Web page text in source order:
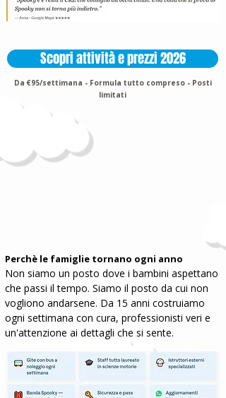
Scopri attività e prezzi 2026
Da €95/settimana - Formula tutto compreso - Posti
limitati
Perchè le famiglie tornano ogni anno​
Non siamo un posto dove i bambini aspettano
che passi il tempo. Siamo il posto da cui non
vogliono andarsene. Da 15 anni costruiamo
ogni settimana con cura, professionisti veri e
un'attenzione ai dettagli che si sente.